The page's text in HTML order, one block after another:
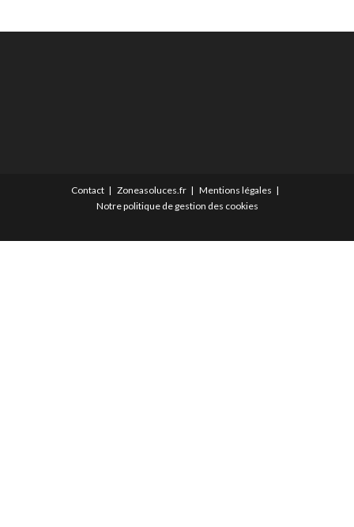
Contact Zoneasoluces.fr
Mentions légales
Notre politique de gestion des cookies